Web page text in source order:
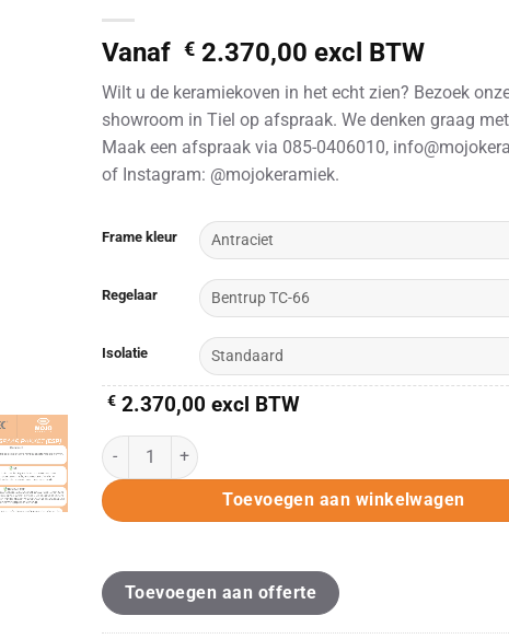
Vanaf € 2.370,00 excl BTW
Wilt u de keramiekoven in het echt zien? Bezoek
showroom in Tiel op afspraak. We denken graag
Maak een afspraak via 085-0406010,
of Instagram: @mojokeramiek.
Frame kleur
Regelaar
Isolatie
€ 2.370,00 excl BTW
KITTEC CB 70 S /ESP/NewGen ESP (400V) aantal
Toevoegen aan winkelwagen
Toevoegen aan offerte